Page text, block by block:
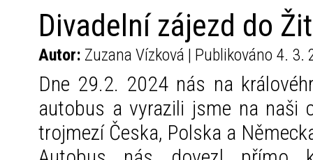
Divadelní zájezd do
Autor: Zuzana Vízková | Publikováno 4.
Dne 29.2. 2024 nás na
autobus a vyrazili jsme na naši
trojmezí Česka, Polska a